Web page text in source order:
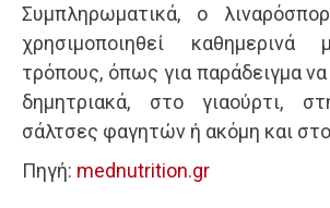
Συμπληρωματικά, ο
χρησιμοποιηθεί καθημερινά
τρόπους, όπως για παράδειγμα
δημητριακά, στο γιαούρτι,
σάλτσες φαγητών ή ακόμη και
Πηγή: mednutrition.gr